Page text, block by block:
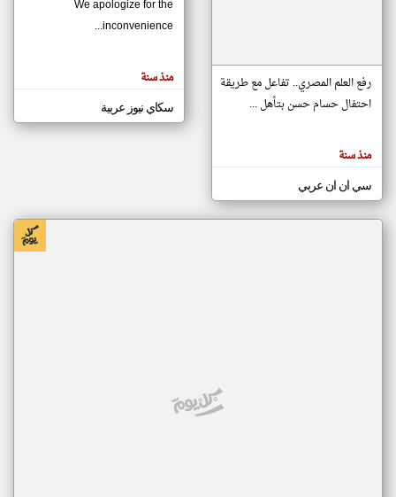
مصادر الأخبار من موريتانيا
اخبار موريتانيا على مدار الساعة
أهم اخبار موريتانيا العاجلة والمباشرة
المقالات
الموجوده
هنا عن
رفع العلم المصري.. تفاعل مع طريقة
احتفال حسام حسن بتأهل ...
منذ سنة
سي ان ان عربي
We apologize for the
inconvenience...
منذ سنة
سكاي نيوز عربية
klyoum.com